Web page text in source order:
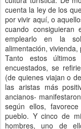
cuenta la ley de los
por vivir aquí, o
cuando consiguieran
emplearlo en la
alimentación,
Tanto estos
encuestados, se
(de quienes viajan o
las aristas más
ancianos-
según ellos,
pueblo. Y cinco de
hombres, uno de